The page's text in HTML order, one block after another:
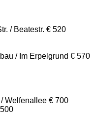
/ Beatestr. € 520
/ Im Erpelgrund € 570
Welfenallee € 700